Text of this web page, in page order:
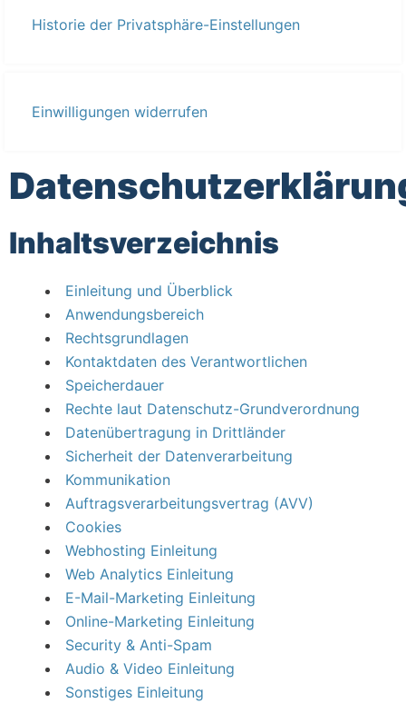
Historie der Privatsphäre-Einstellungen
Einwilligungen widerrufen
Inhaltsverzeichnis
Einleitung und Überblick
Anwendungsbereich
Rechtsgrundlagen
Kontaktdaten des Verantwortlichen
Speicherdauer
Rechte laut Datenschutz-Grundverordnung
Datenübertragung in Drittländer
Sicherheit der Datenverarbeitung
Kommunikation
Auftragsverarbeitungsvertrag (AVV)
Cookies
Webhosting Einleitung
Web Analytics Einleitung
E-Mail-Marketing Einleitung
Online-Marketing Einleitung
Security & Anti-Spam
Audio & Video Einleitung
Sonstiges Einleitung